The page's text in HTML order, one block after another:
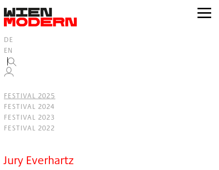
springen
zur
DE
EN
FESTIVAL 2025
FESTIVAL 2024
FESTIVAL 2023
FESTIVAL 2022
Jury Everhartz